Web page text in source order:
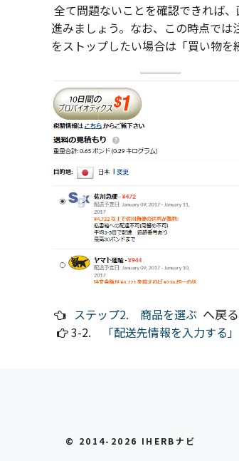
全て問題ないことを確認できれば
進みましょう。なお、この時点で
をストップしたい場合は「買い物を
ステップ2. 商品を選ぶ へ戻る
3-2. 「配送先情報を入力する」
© 2014-2026 IHERBナビ